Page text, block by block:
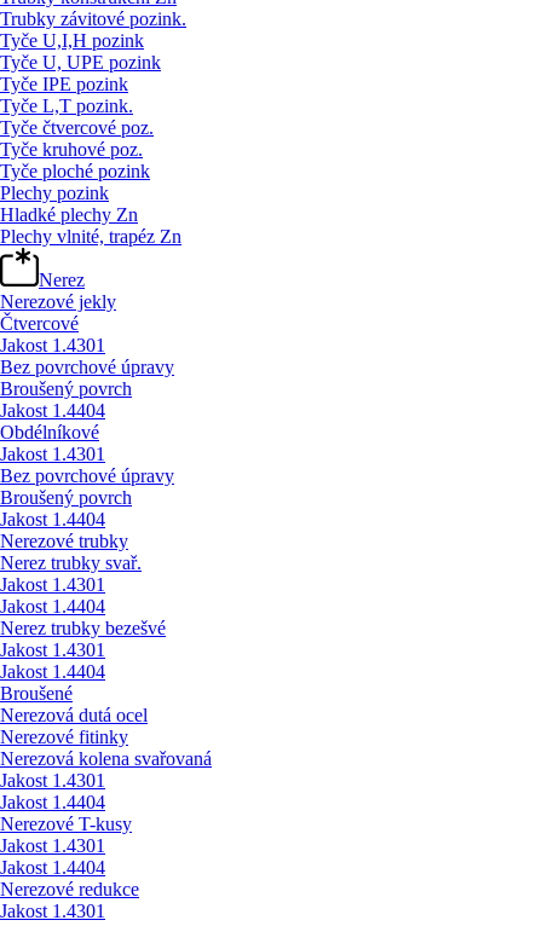
Trubky závitové pozink.
Tyče U,I,H pozink
Tyče U, UPE pozink
Tyče IPE pozink
Tyče L,T pozink.
Tyče čtvercové poz.
Tyče kruhové poz.
Tyče ploché pozink
Plechy pozink
Hladké plechy Zn
Plechy vlnité, trapéz Zn
Nerez
Nerezové jekly
Čtvercové
Jakost 1.4301
Bez povrchové úpravy
Broušený povrch
Jakost 1.4404
Obdélníkové
Jakost 1.4301
Bez povrchové úpravy
Broušený povrch
Jakost 1.4404
Nerezové trubky
Nerez trubky svař.
Jakost 1.4301
Jakost 1.4404
Nerez trubky bezešvé
Jakost 1.4301
Jakost 1.4404
Broušené
Nerezová dutá ocel
Nerezové fitinky
Nerezová kolena svařovaná
Jakost 1.4301
Jakost 1.4404
Nerezové T-kusy
Jakost 1.4301
Jakost 1.4404
Nerezové redukce
Jakost 1.4301